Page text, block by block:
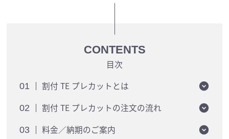
CONTENTS
目次
01 割付 TE プレカットとは
02 割付 TE プレカットの注文の流れ
03 料金／納期のご案内